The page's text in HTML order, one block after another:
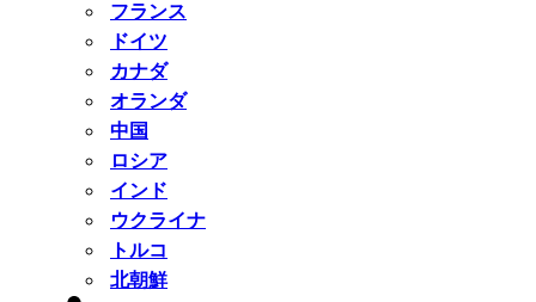
フランス
ドイツ
カナダ
オランダ
中国
ロシア
インド
ウクライナ
トルコ
北朝鮮